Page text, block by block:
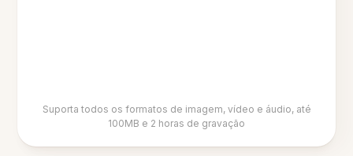
Suporta todos os formatos de imagem, vídeo e áudio, até
100MB e 2 horas de gravação